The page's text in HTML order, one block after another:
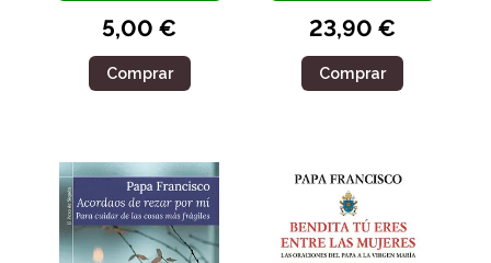
5,00 €
Comprar
23,90 €
Comprar